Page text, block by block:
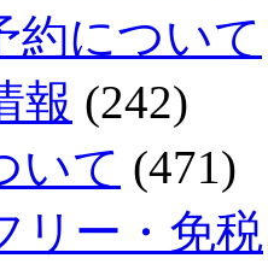
約について
報 (242)
いて (471)
リー・免税